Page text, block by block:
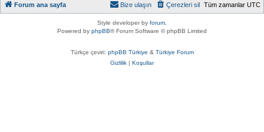
Forum ana sayfa Tüm zamanlar UTC
Çerezleri sil
Bize ulaşın
Style developer by forum
Powered by phpBB® Forum Software © phpBB Limited
Türkçe çeviri: phpBB Türkiye & Türkiye Forum
Gizlilik | Koşullar